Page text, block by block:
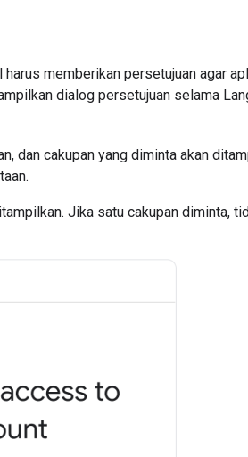
memberikan persetujuan agar
dialog persetujuan selama
dan cakupan yang diminta akan
Jika satu cakupan diminta,